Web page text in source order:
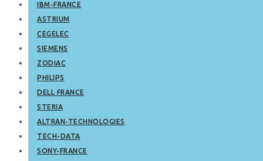
IBM-FRANCE
ASTRIUM
CEGELEC
SIEMENS
ZODIAC
PHILIPS
DELL FRANCE
STERIA
ALTRAN-TECHNOLOGIES
TECH-DATA
SONY-FRANCE